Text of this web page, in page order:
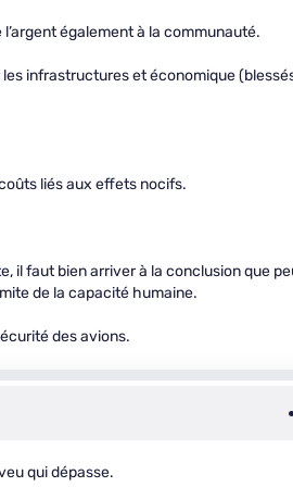
également à la communauté.
infrastructures et économique
liés aux effets nocifs.
il faut bien arriver à la conclusion que
de la capacité humaine.
des avions.
qui dépasse.